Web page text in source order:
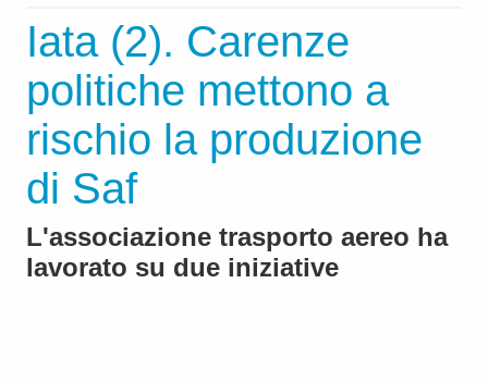
Iata (2). Carenze
politiche mettono a
rischio la produzione
di Saf
L'associazione trasporto aereo ha
lavorato su due iniziative